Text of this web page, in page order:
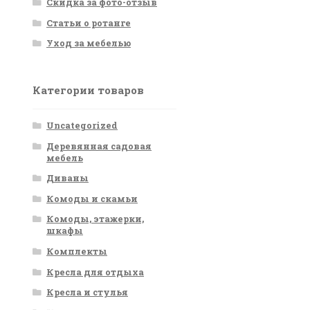
Статьи о ротанге
Уход за мебелью
Категории товаров
Uncategorized
Деревянная садовая
мебель
Диваны
Комоды и скамьи
Комоды, этажерки,
шкафы
Комплекты
Кресла для отдыха
Кресла и стулья